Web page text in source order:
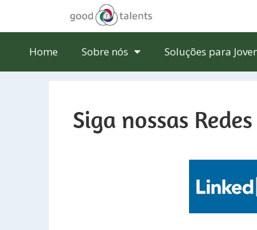
Home Sobre nós Soluções para
Siga nossas